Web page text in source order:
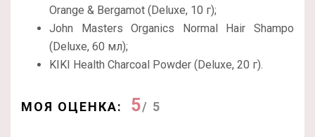
Orange & Bergamot (Deluxe, 10 г);
John Masters Organics Normal Hair Shampo
(Deluxe, 60 мл);
KIKI Health Charcoal Powder (Deluxe, 20 г).
МОЯ ОЦЕНКА: 5/ 5